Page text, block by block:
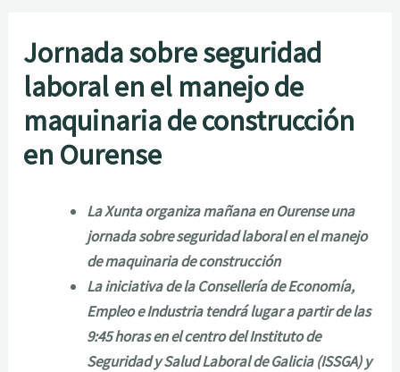
Jornada sobre seguridad
laboral en el manejo de
maquinaria de construcción
en Ourense
La Xunta organiza mañana en Ourense una
jornada sobre seguridad laboral en el manejo
de maquinaria de construcción
La iniciativa de la Consellería de Economía,
Empleo e Industria tendrá lugar a partir de las
9:45 horas en el centro del Instituto de
Seguridad y Salud Laboral de Galicia (ISSGA) y